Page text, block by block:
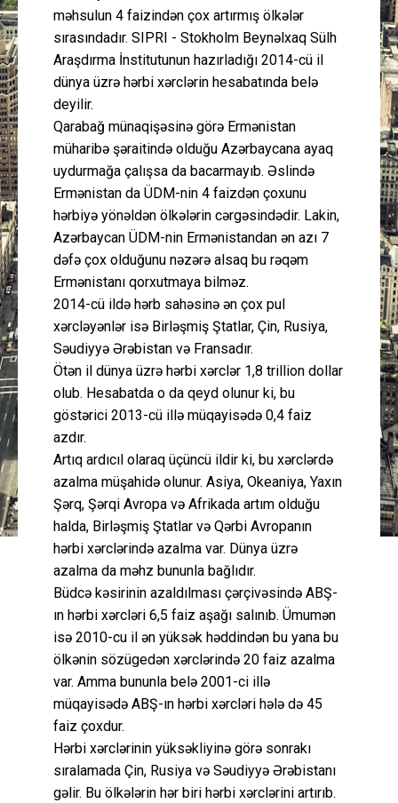
məhsulun 4 faizindən çox artırmış ölkələr
sırasındadır. SIPRI - Stokholm Beynəlxaq Sülh
Araşdırma İnstitutunun hazırladığı 2014-cü il
dünya üzrə hərbi xərclərin hesabatında belə
deyilir.
Qarabağ münaqişəsinə görə Ermənistan
müharibə şəraitində olduğu Azərbaycana ayaq
uydurmağa çalışsa da bacarmayıb. Əslində
Ermənistan da ÜDM-nin 4 faizdən çoxunu
hərbiyə yönəldən ölkələrin cərgəsindədir. Lakin,
Azərbaycan ÜDM-nin Ermənistandan ən azı 7
dəfə çox olduğunu nəzərə alsaq bu rəqəm
Ermənistanı qorxutmaya bilməz.
2014-cü ildə hərb sahəsinə ən çox pul
xərcləyənlər isə Birləşmiş Ştatlar, Çin, Rusiya,
Səudiyyə Ərəbistan və Fransadır.
Ötən il dünya üzrə hərbi xərclər 1,8 trillion dollar
olub. Hesabatda o da qeyd olunur ki, bu
göstərici 2013-cü illə müqayisədə 0,4 faiz
azdır.
Artıq ardıcıl olaraq üçüncü ildir ki, bu xərclərdə
azalma müşahidə olunur. Asiya, Okeaniya, Yaxın
Şərq, Şərqi Avropa və Afrikada artım olduğu
halda, Birləşmiş Ştatlar və Qərbi Avropanın
hərbi xərclərində azalma var. Dünya üzrə
azalma da məhz bununla bağlıdır.
Büdcə kəsirinin azaldılması çərçivəsində ABŞ-
ın hərbi xərcləri 6,5 faiz aşağı salınıb. Ümumən
isə 2010-cu il ən yüksək həddindən bu yana bu
ölkənin sözügedən xərclərində 20 faiz azalma
var. Amma bununla belə 2001-ci illə
müqayisədə ABŞ-ın hərbi xərcləri hələ də 45
faiz çoxdur.
Hərbi xərclərinin yüksəkliyinə görə sonrakı
sıralamada Çin, Rusiya və Səudiyyə Ərəbistanı
gəlir. Bu ölkələrin hər biri hərbi xərclərini artırıb.